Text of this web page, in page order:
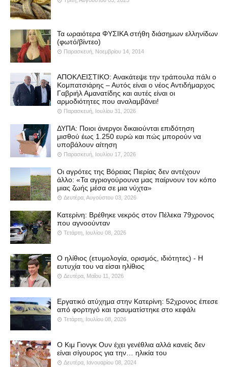
Τα ωραιότερα ΦΥΣΙΚΑ στήθη διάσημων ελληνίδων
(φωτό/βίντεο)
Παρασκευή, Νοεμβρίου 14, 2014
ΑΠΟΚΛΕΙΣΤΙΚΟ: Ανακάτεψε την τράπουλα πάλι ο
Κομπατσιάρης – Αυτός είναι ο νέος Αντιδήμαρχος
Γαβριήλ Αμανατίδης και αυτές είναι οι
αρμοδιότητες που αναλαμβάνει!
Παρασκευή, Ιουλίου 31, 2026
ΔΥΠΑ: Ποιοι άνεργοι δικαιούνται επιδότηση
μισθού έως 1.250 ευρώ και πώς μπορούν να
υποβάλουν αίτηση
Παρασκευή, Ιουλίου 17, 2026
Οι αγρότες της Βόρειας Πιερίας δεν αντέχουν
άλλο: «Τα αγριογούρουνα μας παίρνουν τον κόπο
μιας ζωής μέσα σε μια νύχτα»
Δευτέρα, Αυγούστου 03, 2026
Κατερίνη: Βρέθηκε νεκρός στον Πέλεκα 79χρονος
που αγνοούνταν
Τετάρτη, Ιουλίου 08, 2026
Ο ηλίθιος (ετυμολογία, ορισμός, ιδιότητες) - Η
ευτυχία του να είσαι ηλίθιος
Δευτέρα, Μαΐου 11, 2026
Εργατικό ατύχημα στην Κατερίνη: 52χρονος έπεσε
από φορτηγό και τραυματίστηκε στο κεφάλι
Τετάρτη, Ιουλίου 08, 2026
Ο Κιμ Γιονγκ Ουν έχει γενέθλια αλλά κανείς δεν
είναι σίγουρος για την… ηλικία του
Δευτέρα, Ιανουαρίου 08, 2024